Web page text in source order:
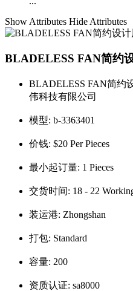
Show Attributes Hide Attributes
BLADELESS FAN简约
BLADELESS FAN简约
伟科技有限公司
模型: b-3363401
价钱: $20 Per Pieces
最小起订量: 1 Pieces
交货时间: 18 - 22
装运港: Zhongshan
打包: Standard
容量: 200
资质认证: sa8000